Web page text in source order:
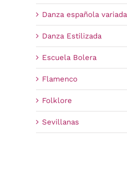
Danza española variada
Danza Estilizada
Escuela Bolera
Flamenco
Folklore
Sevillanas